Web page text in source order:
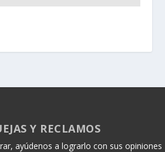
Y RECLAMOS
ayúdenos a lograrlo con sus opiniones